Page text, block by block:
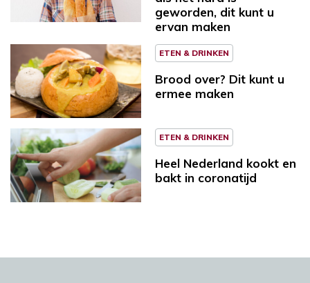
geworden, dit kunt u
ervan maken
ETEN & DRINKEN
Brood over? Dit kunt u
ermee maken
ETEN & DRINKEN
Heel Nederland kookt en
bakt in coronatijd